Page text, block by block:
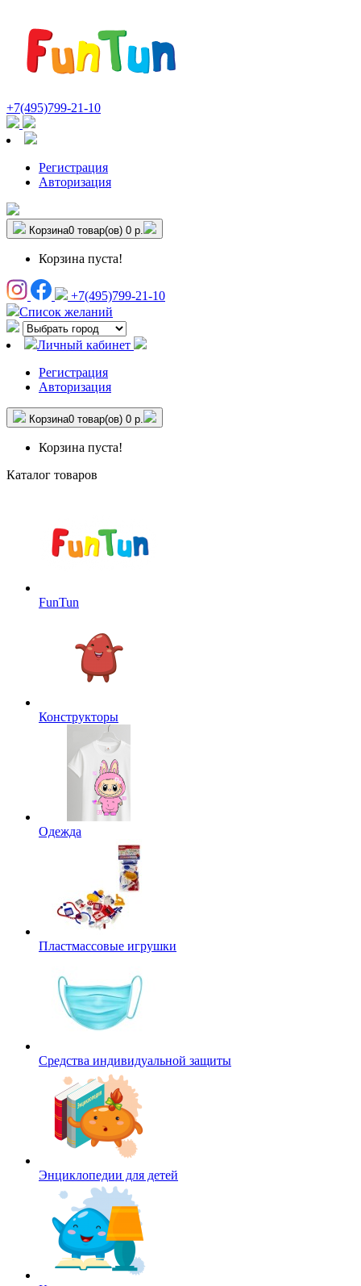
+7(495)799-21-10
Регистрация
Авторизация
Корзина0 товар(ов) 0 р.
Корзина пуста!
+7(495)799-21-10
Список желаний
Личный кабинет
Регистрация
Авторизация
Корзина0 товар(ов) 0 р.
Корзина пуста!
Каталог товаров
FunTun
Конструкторы
Одежда
Пластмассовые игрушки
Средства индивидуальной защиты
Энциклопедии для детей